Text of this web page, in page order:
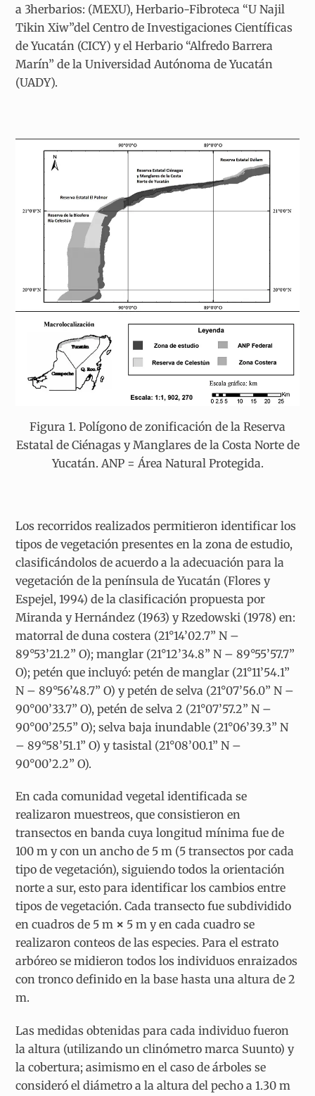
a 3herbarios: (MEXU), Herbario-Fibroteca “U Najil
Tikin Xiw”del Centro de Investigaciones Científicas
de Yucatán (CICY) y el Herbario “Alfredo Barrera
Marín” de la Universidad Autónoma de Yucatán
(UADY).
Figura 1. Polígono de zonificación de la Reserva
Estatal de Ciénagas y Manglares de la Costa Norte de
Yucatán. ANP = Área Natural Protegida.
Los recorridos realizados permitieron identificar los
tipos de vegetación presentes en la zona de estudio,
clasificándolos de acuerdo a la adecuación para la
vegetación de la península de Yucatán (Flores y
Espejel, 1994) de la clasificación propuesta por
Miranda y Hernández (1963) y Rzedowski (1978) en:
matorral de duna costera (21°14’02.7” N –
89°53’21.2” O); manglar (21°12’34.8” N – 89°55’57.7”
O); petén que incluyó: petén de manglar (21°11’54.1”
N – 89°56’48.7” O) y petén de selva (21°07’56.0” N –
90°00’33.7” O), petén de selva 2 (21°07’57.2” N –
90°00’25.5” O); selva baja inundable (21°06’39.3” N
– 89°58’51.1” O) y tasistal (21°08’00.1” N –
90°00’2.2” O).
En cada comunidad vegetal identificada se
realizaron muestreos, que consistieron en
transectos en banda cuya longitud mínima fue de
100 m y con un ancho de 5 m (5 transectos por cada
tipo de vegetación), siguiendo todos la orientación
norte a sur, esto para identificar los cambios entre
tipos de vegetación. Cada transecto fue subdividido
en cuadros de 5 m × 5 m y en cada cuadro se
realizaron conteos de las especies. Para el estrato
arbóreo se midieron todos los individuos enraizados
con tronco definido en la base hasta una altura de 2
m.
Las medidas obtenidas para cada individuo fueron
la altura (utilizando un clinómetro marca Suunto) y
la cobertura; asimismo en el caso de árboles se
consideró el diámetro a la altura del pecho a 1.30 m